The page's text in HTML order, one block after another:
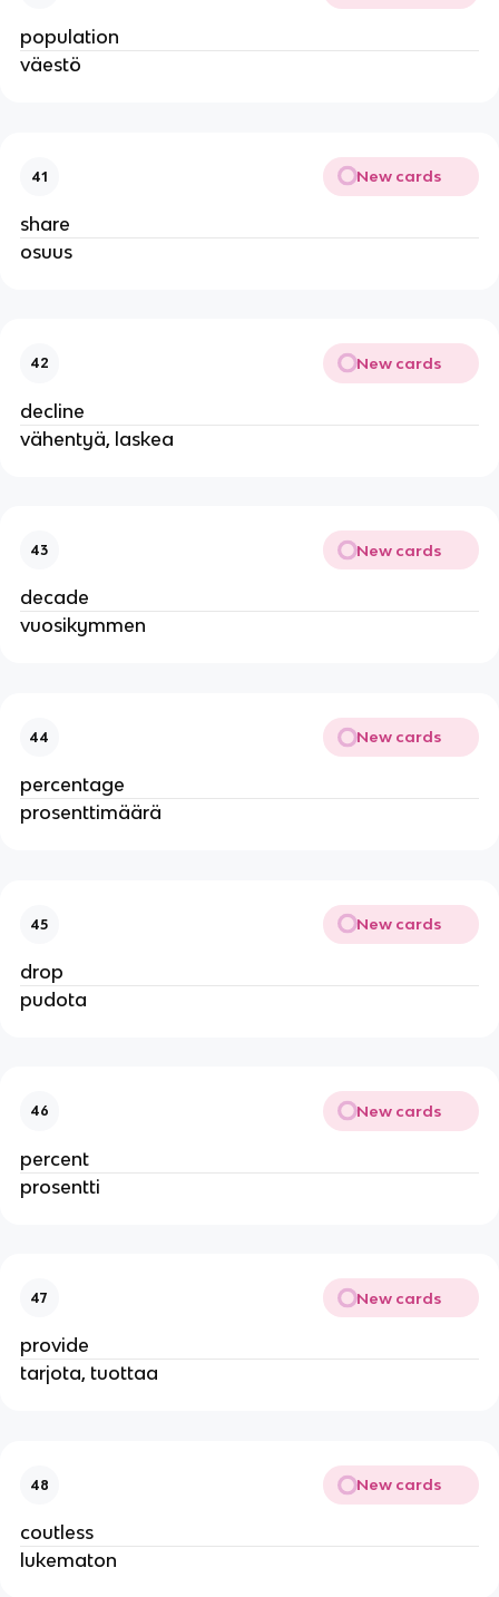
population
väestö
41 New cards
share
osuus
42 New cards
decline
vähentyä, laskea
43 New cards
decade
vuosikymmen
44 New cards
percentage
prosenttimäärä
45 New cards
drop
pudota
46 New cards
percent
prosentti
47 New cards
provide
tarjota, tuottaa
48 New cards
coutless
lukematon